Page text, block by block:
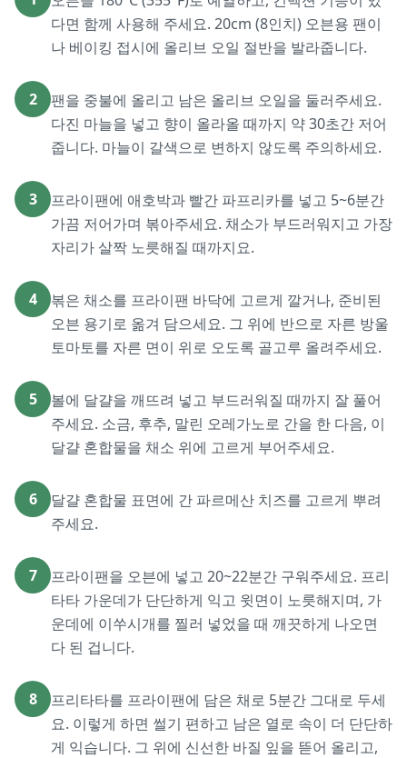
다면 함께 사용해 주세요. 20cm (8인치) 오븐용 팬이
나 베이킹 접시에 올리브 오일 절반을 발라줍니다.
2
팬을 중불에 올리고 남은 올리브 오일을 둘러주세요.
다진 마늘을 넣고 향이 올라올 때까지 약 30초간 저어
줍니다. 마늘이 갈색으로 변하지 않도록 주의하세요.
3
프라이팬에 애호박과 빨간 파프리카를 넣고 5~6분간
가끔 저어가며 볶아주세요. 채소가 부드러워지고 가장
자리가 살짝 노릇해질 때까지요.
4
볶은 채소를 프라이팬 바닥에 고르게 깔거나, 준비된
오븐 용기로 옮겨 담으세요. 그 위에 반으로 자른 방울
토마토를 자른 면이 위로 오도록 골고루 올려주세요.
5
볼에 달걀을 깨뜨려 넣고 부드러워질 때까지 잘 풀어
주세요. 소금, 후추, 말린 오레가노로 간을 한 다음, 이
달걀 혼합물을 채소 위에 고르게 부어주세요.
6
달걀 혼합물 표면에 간 파르메산 치즈를 고르게 뿌려
주세요.
7
프라이팬을 오븐에 넣고 20~22분간 구워주세요. 프리
타타 가운데가 단단하게 익고 윗면이 노릇해지며, 가
운데에 이쑤시개를 찔러 넣었을 때 깨끗하게 나오면
다 된 겁니다.
8
프리타타를 프라이팬에 담은 채로 5분간 그대로 두세
요. 이렇게 하면 썰기 편하고 남은 열로 속이 더 단단하
게 익습니다. 그 위에 신선한 바질 잎을 뜯어 올리고,